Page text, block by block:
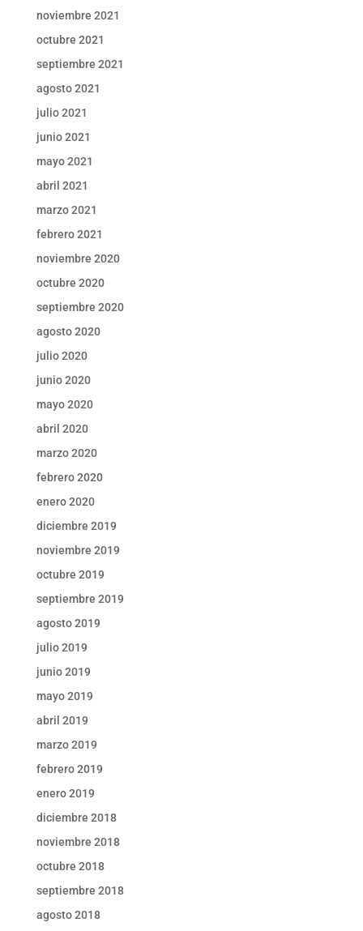
noviembre 2021
octubre 2021
septiembre 2021
agosto 2021
julio 2021
junio 2021
mayo 2021
abril 2021
marzo 2021
febrero 2021
noviembre 2020
octubre 2020
septiembre 2020
agosto 2020
julio 2020
junio 2020
mayo 2020
abril 2020
marzo 2020
febrero 2020
enero 2020
diciembre 2019
noviembre 2019
octubre 2019
septiembre 2019
agosto 2019
julio 2019
junio 2019
mayo 2019
abril 2019
marzo 2019
febrero 2019
enero 2019
diciembre 2018
noviembre 2018
octubre 2018
septiembre 2018
agosto 2018